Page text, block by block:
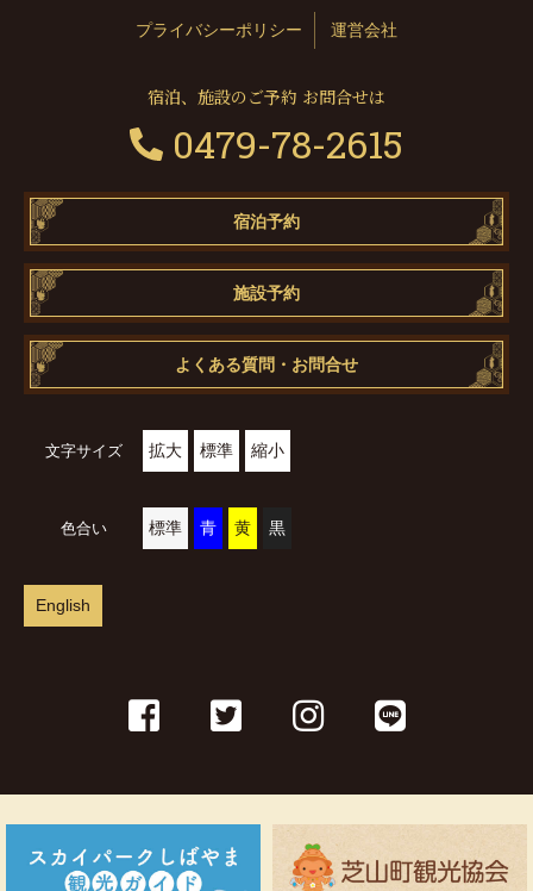
プライバシーポリシー 運営会社
宿泊、施設のご予約 お問合せは
0479-78-2615
宿泊予約
施設予約
よくある質問・お問合せ
文字サイズ 拡大 標準 縮小
色合い 標準 青 黄 黒
English